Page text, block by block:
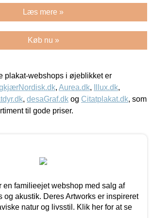
Læs mere »
Køb nu »
plakat-webshops i øjeblikket er
, Aurea.dk, Illux.dk,
, desaGraf.dk og Citatplakat.dk, som
til gode priser.
en familieejet webshop med salg af
og akustik. Deres Artworks er inspireret
natur og livsstil. Klik her for at se